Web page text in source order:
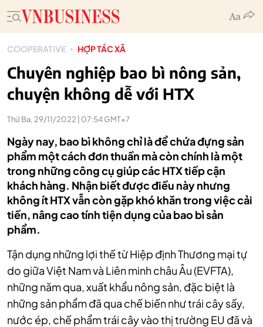
COOPERATIVE HỢP TÁC XÃ
Chuyên nghiệp bao bì nông sản,
chuyện không dễ với HTX
Thứ Ba, 29/11/2022 | 07:54 GMT+7
Ngày nay, bao bì không chỉ là để chứa đựng sản
phẩm một cách đơn thuần mà còn chính là một
trong những công cụ giúp các HTX tiếp cận
khách hàng. Nhận biết được điều này nhưng
không ít HTX vẫn còn gặp khó khăn trong việc cải
tiến, nâng cao tính tiện dụng của bao bì sản
phẩm.
Tận dụng những lợi thế từ Hiệp định Thương mại tự
do giữa Việt Nam và Liên minh châu Âu (EVFTA),
những năm qua, xuất khẩu nông sản, đặc biệt là
những sản phẩm đã qua chế biến như trái cây sấy,
nước ép, chế phẩm trái cây vào thị trường EU đã và